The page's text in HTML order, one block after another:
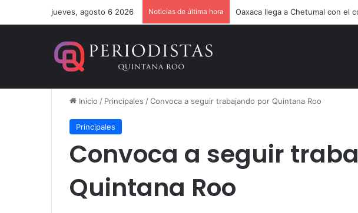
jueves, agosto 6 2026 Noticias de última hora Estefanía Mercado cumple con
Inicio / Principales /Convoca a seguir trabajando por Quintana Roo
Principales
Convoca a seguir
Quintana Roo